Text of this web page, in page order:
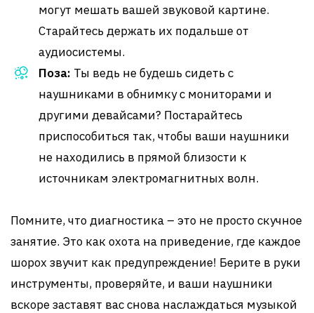
могут мешать вашей звуковой картине.
Старайтесь держать их подальше от
аудиосистемы.
Поза: Ты ведь не будешь сидеть с
наушниками в обнимку с мониторами и
другими девайсами? Постарайтесь
приспособиться так, чтобы ваши наушники
не находились в прямой близости к
источникам электромагнитных волн.
Помните, что диагностика – это не просто скучное
занятие. Это как охота на приведение, где каждое
шорох звучит как предупреждение! Берите в руки
инструменты, проверяйте, и ваши наушники
вскоре заставят вас снова наслаждаться музыкой